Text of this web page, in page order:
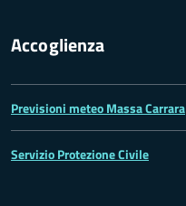
Accoglienza
Previsioni meteo Massa Carrara
Servizio Protezione Civile